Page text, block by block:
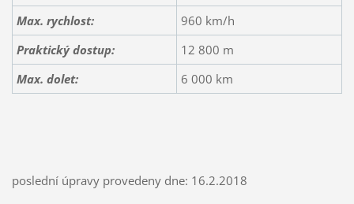
Max. rychlost:
960 km/h
Praktický dostup:
12 800 m
Max. dolet: 6 000 km
poslední úpravy provedeny dne: 16.2.2018